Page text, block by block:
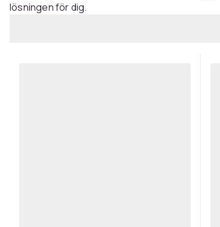
lösningen för dig.